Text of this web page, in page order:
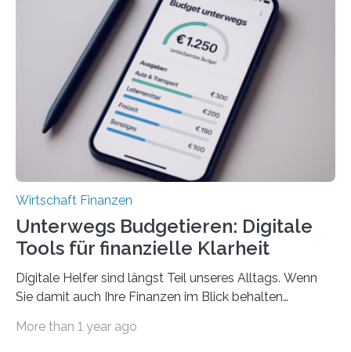
Juli ausgezahlte Urlaubsgeld ein wichtiger Faktor, um
sich den wohlverdienten Jahresurlaub leisten zu
können. Allerdings erhält mit 44 Prozent noch nicht
einmal die Hälfte aller Beschäftigten in der
Privatwirtschaft Urlaubsgeld. Zu diesem…
Wirtschaft Finanzen
Unterwegs Budgetieren: Digitale
Tools für finanzielle Klarheit
Digitale Helfer sind längst Teil unseres Alltags. Wenn
Sie damit auch Ihre Finanzen im Blick behalten
die genau das ermöglichen: Sie helfen Ihnen, Ausgaben
More than 1 year ago